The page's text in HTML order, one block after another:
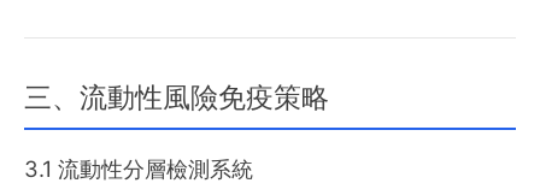
三、流動性風險免疫策略
3.1 流動性分層檢測系統